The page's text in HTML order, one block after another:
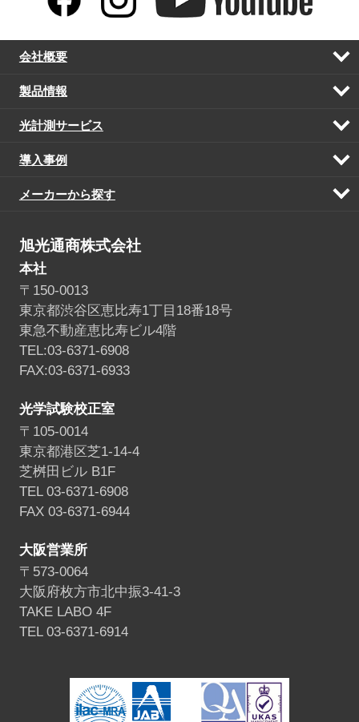
会社概要
開
製品情報
開
光計測サービス
開
導入事例
開
メーカーから探す
開
旭光通商株式会社
本社
〒150-0013
東京都渋谷区恵比寿1丁目18番18号
東急不動産恵比寿ビル4階
TEL:03-6371-6908
FAX:03-6371-6933
光学試験校正室
〒105-0014
東京都港区芝1-14-4
芝桝田ビル B1F
TEL 03-6371-6908
FAX 03-6371-6944
大阪営業所
〒573-0064
大阪府枚方市北中振3-41-3
TAKE LABO 4F
TEL 03-6371-6914